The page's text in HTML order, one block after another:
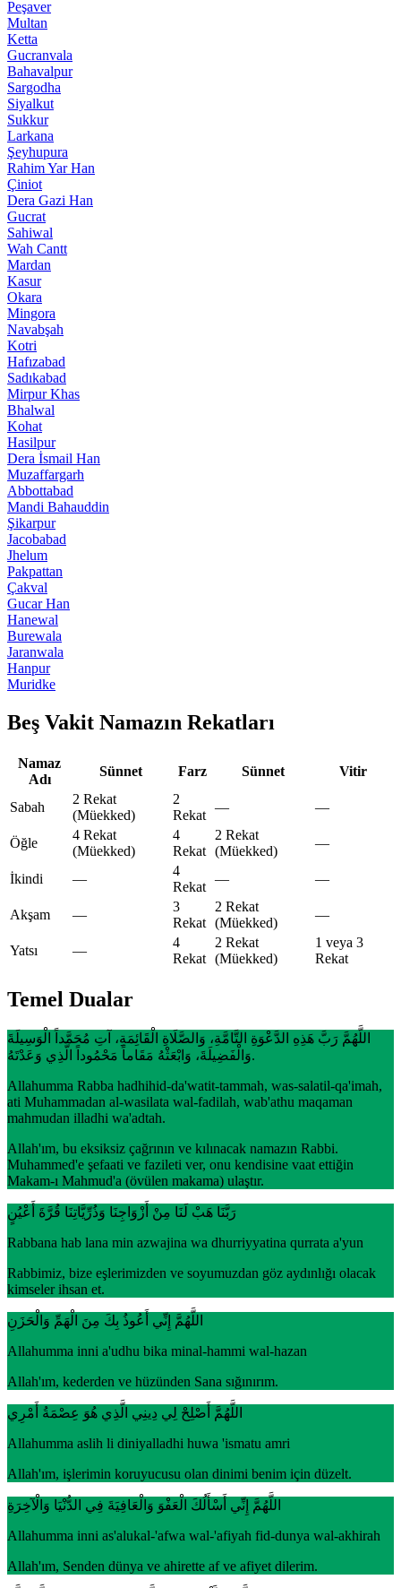
Peşaver
Multan
Ketta
Gucranvala
Bahavalpur
Sargodha
Siyalkut
Sukkur
Larkana
Şeyhupura
Rahim Yar Han
Çiniot
Dera Gazi Han
Gucrat
Sahiwal
Wah Cantt
Mardan
Kasur
Okara
Mingora
Navabşah
Kotri
Hafızabad
Sadıkabad
Mirpur Khas
Bhalwal
Kohat
Hasilpur
Dera İsmail Han
Muzaffargarh
Abbottabad
Mandi Bahauddin
Şikarpur
Jacobabad
Jhelum
Pakpattan
Çakval
Gucar Han
Hanewal
Burewala
Jaranwala
Hanpur
Muridke
Beş Vakit Namazın Rekatları
Namaz
Adı
Sünnet Farz Sünnet Vitir
Sabah
2 Rekat
(Müekked)
2
Rekat
— —
Öğle
4 Rekat
(Müekked)
4
Rekat
2 Rekat
(Müekked)
—
İkindi —
4
Rekat
— —
Akşam —
3
Rekat
2 Rekat
(Müekked)
—
Yatsı —
4
Rekat
2 Rekat
(Müekked)
1 veya 3
Rekat
Temel Dualar
اللَّهُمَّ رَبَّ هَذِهِ الدَّعْوَةِ التَّامَّةِ، وَالصَّلَاةِ الْقَائِمَةِ، آتِ مُحَمَّداً الْوَسِيلَةَ
وَالْفَضِيلَةَ، وَابْعَثْهُ مَقَاماً مَحْمُوداً الَّذِي وَعَدْتَهُ.
Allahumma Rabba hadhihid-da'watit-tammah, was-salatil-qa'imah,
ati Muhammadan al-wasilata wal-fadilah, wab'athu maqaman
mahmudan illadhi wa'adtah.
Allah'ım, bu eksiksiz çağrının ve kılınacak namazın Rabbi.
Muhammed'e şefaati ve fazileti ver, onu kendisine vaat ettiğin
Makam-ı Mahmud'a (övülen makama) ulaştır.
رَبَّنَا هَبْ لَنَا مِنْ أَزْوَاجِنَا وَذُرِّيَّاتِنَا قُرَّةَ أَعْيُنٍ
Rabbana hab lana min azwajina wa dhurriyyatina qurrata a'yun
Rabbimiz, bize eşlerimizden ve soyumuzdan göz aydınlığı olacak
kimseler ihsan et.
اللَّهُمَّ إِنِّي أَعُوذُ بِكَ مِنَ الْهَمِّ وَالْحَزَنِ
Allahumma inni a'udhu bika minal-hammi wal-hazan
Allah'ım, kederden ve hüzünden Sana sığınırım.
اللَّهُمَّ أَصْلِحْ لِي دِينِي الَّذِي هُوَ عِصْمَةُ أَمْرِي
Allahumma aslih li diniyalladhi huwa 'ismatu amri
Allah'ım, işlerimin koruyucusu olan dinimi benim için düzelt.
اللَّهُمَّ إِنِّي أَسْأَلُكَ الْعَفْوَ وَالْعَافِيَةَ فِي الدُّنْيَا وَالْآخِرَةِ
Allahumma inni as'alukal-'afwa wal-'afiyah fid-dunya wal-akhirah
Allah'ım, Senden dünya ve ahirette af ve afiyet dilerim.